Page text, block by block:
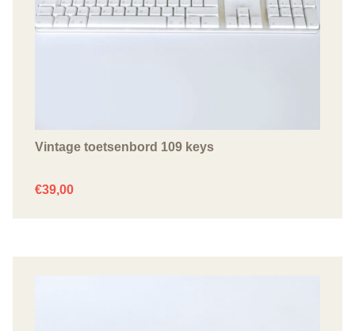
Vintage toetsenbord 109 keys
€39,00